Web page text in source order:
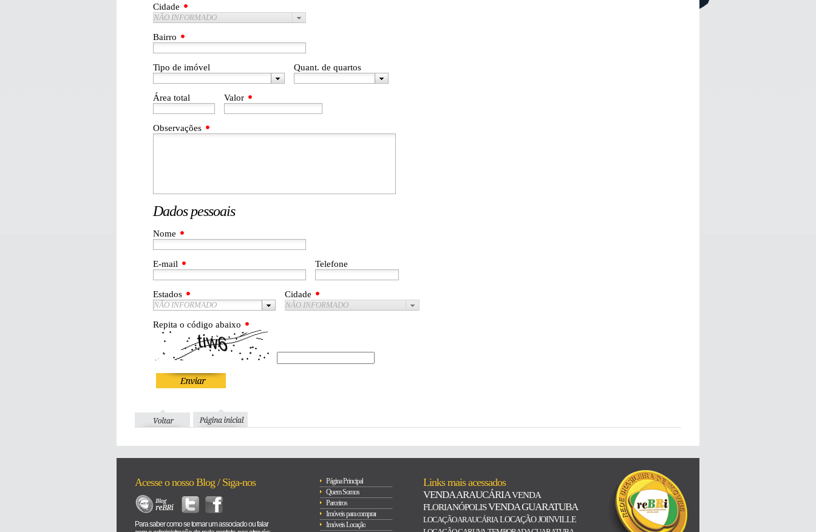
Cidade
NÃO INFORMADO
Bairro
Tipo de imóvel Quant. de quartos
Área total Valor
Observações
Dados pessoais
Nome
E-mail Telefone
Estados
NÃO INFORMADO
Cidade
NÃO INFORMADO
Repita o código abaixo
Acesse o nosso Blog / Siga-nos
Para saber como se tornar um associado ou falar
Página Principal
Quem Somos
Parceiros
Imóveis para comprar
Imóveis Locação
Links mais acessados
VENDA ARAUCÁRIAVENDA
FLORIANÓPOLISVENDA GUARATUBA
LOCAÇÃO ARAUCÁRIA LOCAÇÃO JOINVILLE